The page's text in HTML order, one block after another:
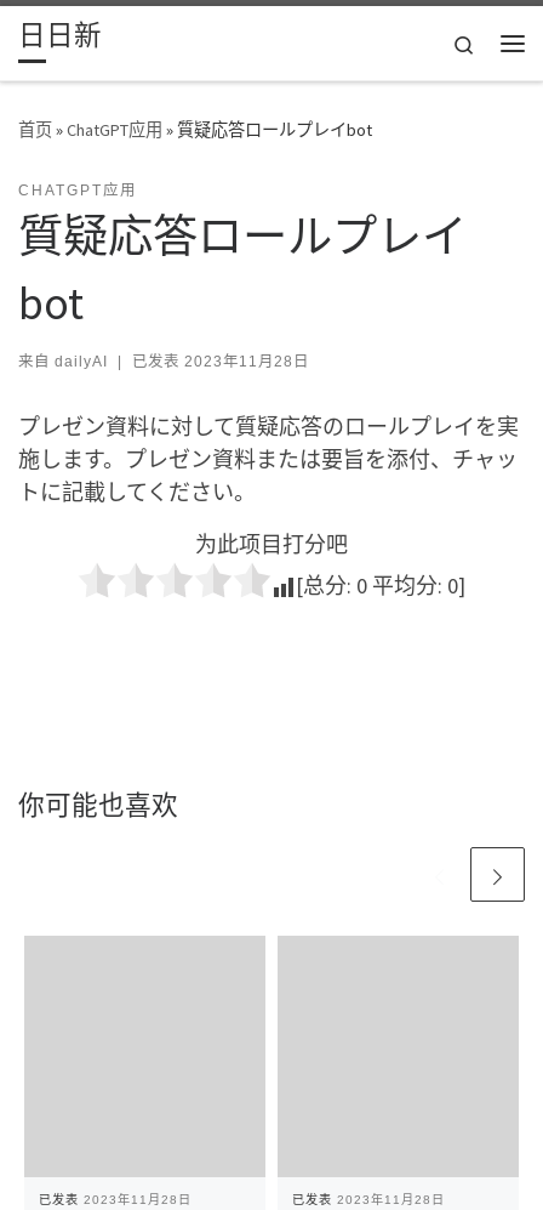
Skip to content
日日新
Search
首页»ChatGPT应用 »質疑応答ロールプレイbot
CHATGPT应用
質疑応答ロールプレイ
bot
来自 dailyAI | 已发表 2023年11月28日
プレゼン資料に対して質疑応答のロールプレイを実
施します。プレゼン資料または要旨を添付、チャッ
トに記載してください。
为此项目打分吧
[总分: 0 平均分: 0]
你可能也喜欢
已发表 2023年11月28日 已发表 2023年11月28日